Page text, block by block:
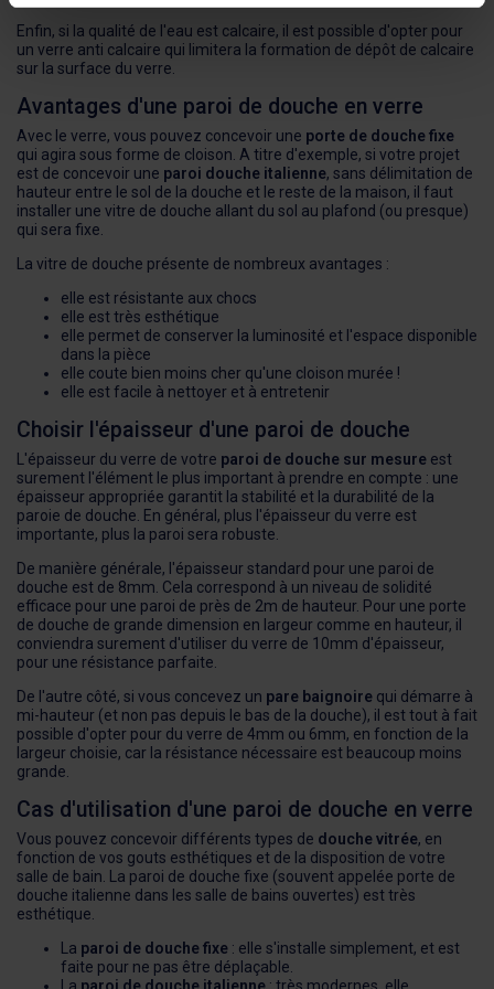
Enfin, si la qualité de l'eau est calcaire, il est possible d'opter pour
un verre anti calcaire qui limitera la formation de dépôt de calcaire
sur la surface du verre.
Avantages d'une paroi de douche en verre
Avec le verre, vous pouvez concevoir une porte de douche fixe
qui agira sous forme de cloison. A titre d'exemple, si votre projet
est de concevoir une paroi douche italienne, sans délimitation de
hauteur entre le sol de la douche et le reste de la maison, il faut
installer une vitre de douche allant du sol au plafond (ou presque)
qui sera fixe.
La vitre de douche présente de nombreux avantages :
elle est résistante aux chocs
elle est très esthétique
elle permet de conserver la luminosité et l'espace disponible
dans la pièce
elle coute bien moins cher qu'une cloison murée !
elle est facile à nettoyer et à entretenir
Choisir l'épaisseur d'une paroi de douche
L'épaisseur du verre de votre paroi de douche sur mesure est
surement l'élément le plus important à prendre en compte : une
épaisseur appropriée garantit la stabilité et la durabilité de la
paroie de douche. En général, plus l'épaisseur du verre est
importante, plus la paroi sera robuste.
De manière générale, l'épaisseur standard pour une paroi de
douche est de 8mm. Cela correspond à un niveau de solidité
efficace pour une paroi de près de 2m de hauteur. Pour une porte
de douche de grande dimension en largeur comme en hauteur, il
conviendra surement d'utiliser du verre de 10mm d'épaisseur,
pour une résistance parfaite.
De l'autre côté, si vous concevez un pare baignoire qui démarre à
mi-hauteur (et non pas depuis le bas de la douche), il est tout à fait
possible d'opter pour du verre de 4mm ou 6mm, en fonction de la
largeur choisie, car la résistance nécessaire est beaucoup moins
grande.
Cas d'utilisation d'une paroi de douche en verre
Vous pouvez concevoir différents types de douche vitrée, en
fonction de vos gouts esthétiques et de la disposition de votre
salle de bain. La paroi de douche fixe (souvent appelée porte de
douche italienne dans les salle de bains ouvertes) est très
esthétique.
La paroi de douche fixe : elle s'installe simplement, et est
faite pour ne pas être déplaçable.
La paroi de douche italienne : très modernes, elle